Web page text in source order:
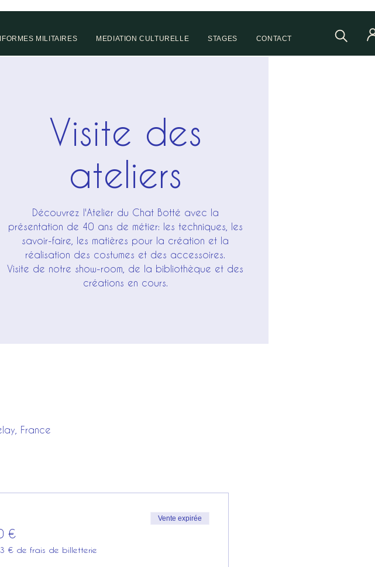
MILITAIRES MEDIATION CULTURELLE STAGES CONTACT
Visite des
ateliers
Découvrez l'Atelier du Chat Botté avec la
présentation de 40 ans de métier: les techniques, les
savoir-faire, les matières pour la création et la
réalisation des costumes et des accessoires.
Visite de notre show-room, de la bibliothèque et des
créations en cours.
France
€
€ de frais de billetterie
Vente expirée